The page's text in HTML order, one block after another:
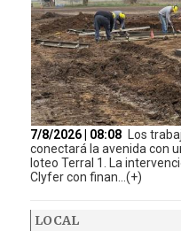
7/8/2026 | 08:08
Los
conectará la avenida con
loteo Terral 1. La
Clyfer con finan...(+)
LOCAL